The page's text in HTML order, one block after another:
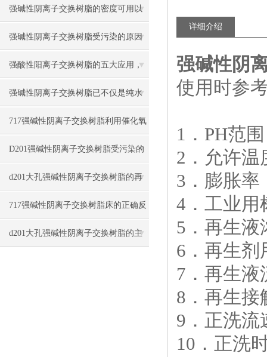
应解决方法分享
强碱性阴离子交换树脂的密度可用以
下方法表示
强碱性阴离子交换树脂受污染的原因
有哪些
强酸性阳离子交换树脂的五大应用，
你知道吗？
强碱性阴离子交换树脂已不仅是纯水
制备的核心材料
717强碱性阴离子交换树脂利用催化氧
化法再生
D201强碱性阴离子交换树脂受污染的
对策与情况
d201大孔强碱性阴离子交换树脂的再
生与步骤
717强碱性阴离子交换树脂床的正确反
洗与再生方法
d201大孔强碱性阴离子交换树脂的主
详细介绍
强碱性阴
使用时参
1．PH范
2．允许
3．膨胀
4．工业用
5．再生液
6．再生剂
7．再生液
8．再生接
9．正洗流
10．正洗